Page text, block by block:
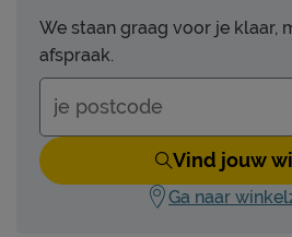
We staan graag voor je klaar,
afspraak.
Vind jouw
Ga naar